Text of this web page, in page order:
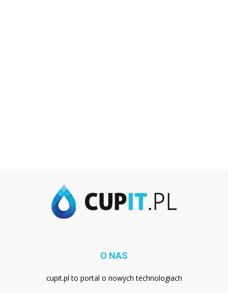
O NAS
cupit.pl to portal o nowych technologiach